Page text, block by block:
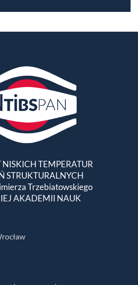
NISKICH TEMPERATUR
STRUKTURALNYCH
Trzebiatowskiego
AKADEMII NAUK